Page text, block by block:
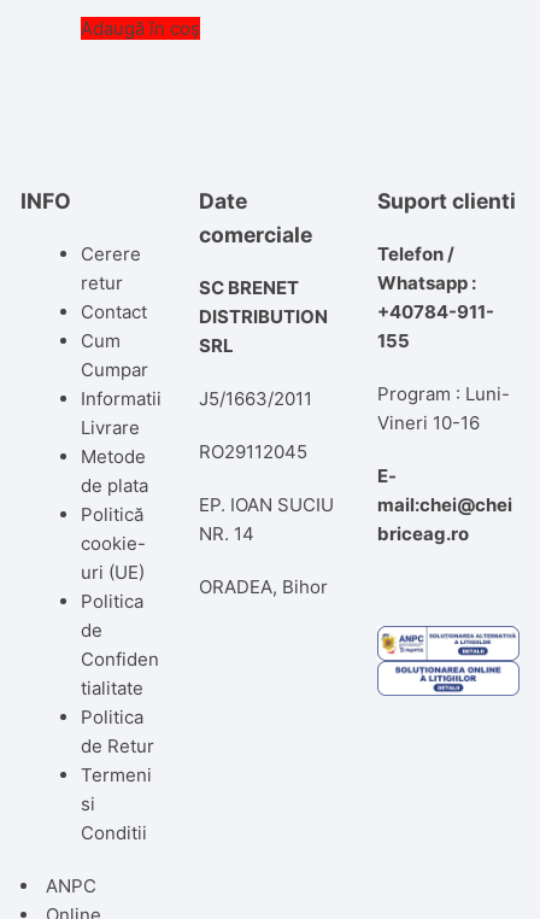
Adaugă în coș
INFO
Cerere
retur
Contact
Cum
Cumpar
Informatii
Livrare
Metode
de plata
Politică
cookie-
uri (UE)
Politica
de
Confiden
tialitate
Politica
de Retur
Termeni
si
Conditii
ANPC
Date
comerciale
SC BRENET
DISTRIBUTION
SRL
J5/1663/2011
RO29112045
EP. IOAN SUCIU
NR. 14
ORADEA, Bihor
Suport clienti
Telefon /
Whatsapp :
+40784-911-
155
Program : Luni-
Vineri 10-16
E-
mail:chei@chei
briceag.ro